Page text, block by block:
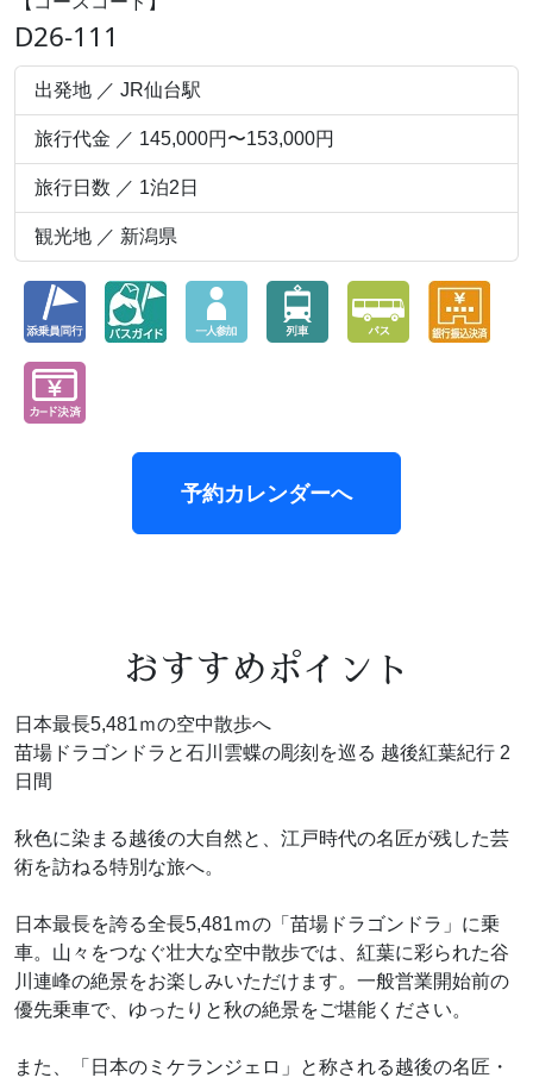
D26-111
出発地 ／ JR仙台駅
旅行代金 ／ 145,000円〜153,000円
旅行日数 ／ 1泊2日
観光地 ／ 新潟県
予約カレンダーへ
おすすめポイント
日本最長5,481ｍの空中散歩へ
苗場ドラゴンドラと石川雲蝶の彫刻を巡る 越後紅葉紀行 2
日間
秋色に染まる越後の大自然と、江戸時代の名匠が残した芸
術を訪ねる特別な旅へ。
日本最長を誇る全長5,481ｍの「苗場ドラゴンドラ」に乗
車。山々をつなぐ壮大な空中散歩では、紅葉に彩られた谷
川連峰の絶景をお楽しみいただけます。一般営業開始前の
優先乗車で、ゆったりと秋の絶景をご堪能ください。
また、「日本のミケランジェロ」と称される越後の名匠・